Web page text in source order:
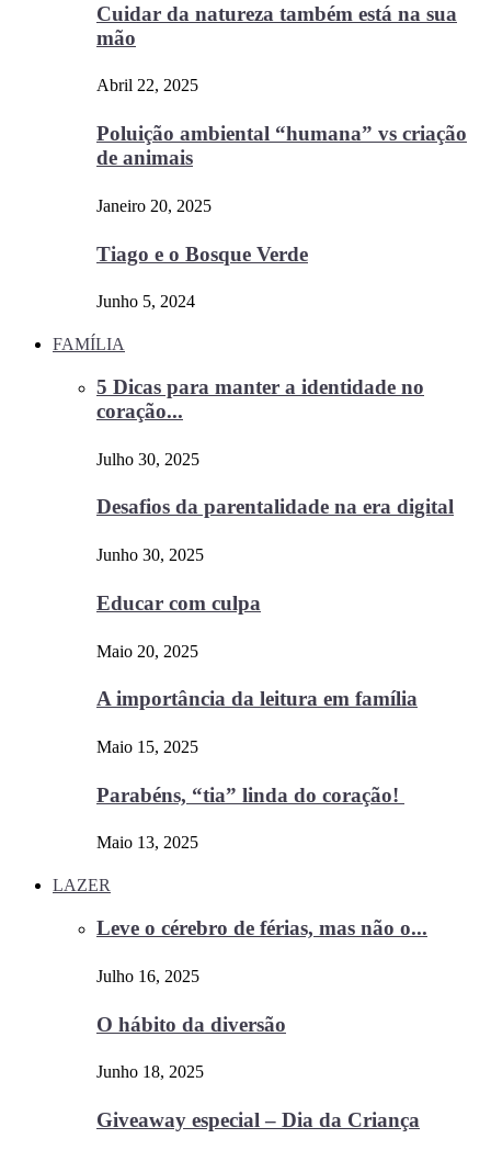
Cuidar da natureza também está na sua
mão
Abril 22, 2025
Poluição ambiental “humana” vs criação
de animais
Janeiro 20, 2025
Tiago e o Bosque Verde
Junho 5, 2024
FAMÍLIA
5 Dicas para manter a identidade no
coração...
Julho 30, 2025
Desafios da parentalidade na era digital
Junho 30, 2025
Educar com culpa
Maio 20, 2025
A importância da leitura em família
Maio 15, 2025
Parabéns, “tia” linda do coração!
Maio 13, 2025
LAZER
Leve o cérebro de férias, mas não o...
Julho 16, 2025
O hábito da diversão
Junho 18, 2025
Giveaway especial – Dia da Criança